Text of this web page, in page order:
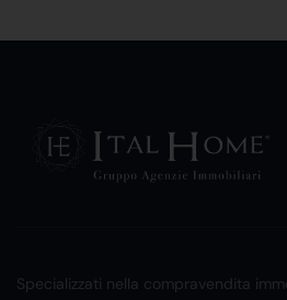
Specializzati nella compravendita